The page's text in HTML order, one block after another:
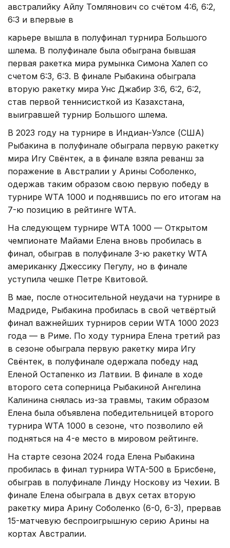
австралийку Айлу Томлянович со счётом 4:6, 6:2,
6:3 и впервые в
карьере вышла в полуфинал турнира Большого
шлема. В полуфинале была обыграна бывшая
первая ракетка мира румынка Симона Халеп со
счетом 6:3, 6:3. В финале Рыбакина обыграла
вторую ракетку мира Унс Джабир 3:6, 6:2, 6:2,
став первой теннисисткой из Казахстана,
выигравшей турнир Большого шлема.
В 2023 году на турнире в Индиан-Уэлсе (США)
Рыбакина в полуфинале обыграла первую ракетку
мира Игу Свёнтек, а в финале взяла реванш за
поражение в Австралии у Арины Соболенко,
одержав таким образом свою первую победу в
турнире WTA 1000 и поднявшись по его итогам на
7-ю позицию в рейтинге WTA.
На следующем турнире WTA 1000 — Открытом
чемпионате Майами Елена вновь пробилась в
финал, обыграв в полуфинале 3-ю ракетку WTA
американку Джессику Пегулу, но в финале
уступила чешке Петре Квитовой.
В мае, после относительной неудачи на турнире в
Мадриде, Рыбакина пробилась в свой четвёртый
финал важнейших турниров серии WTA 1000 2023
года — в Риме. По ходу турнира Елена третий раз
в сезоне обыграла первую ракетку мира Игу
Свёнтек, в полуфинале одержала победу над
Еленой Остапенко из Латвии. В финале в ходе
второго сета соперница Рыбакиной Ангелина
Калинина снялась из-за травмы, таким образом
Елена была объявлена победительницей второго
турнира WTA 1000 в сезоне, что позволило ей
подняться на 4-е место в мировом рейтинге.
На старте сезона 2024 года Елена Рыбакина
пробилась в финал турнира WTA-500 в Брисбене,
обыграв в полуфинале Линду Носкову из Чехии. В
финале Елена обыграла в двух сетах вторую
ракетку мира Арину Соболенко (6-0, 6-3), прервав
15-матчевую беспроигрышную серию Арины на
кортах Австралии.